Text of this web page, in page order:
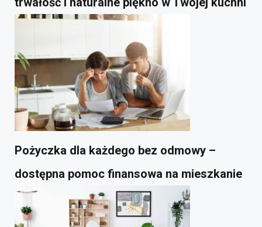
Pożyczka dla każdego bez odmowy –
dostępna pomoc finansowa na mieszkanie